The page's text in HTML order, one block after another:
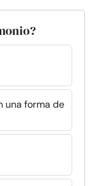
una forma de